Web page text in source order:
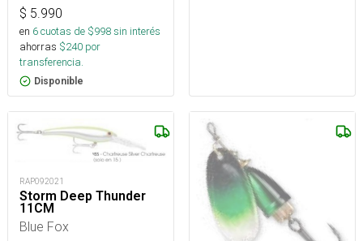
$ 5.990
en 6cuotas de $998sin interés
ahorras $240 por
transferencia.
Disponible
RAP092021
Storm Deep Thunder
11CM
Blue Fox